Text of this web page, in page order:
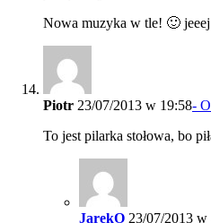
Nowa muzyka w tle! 🙂 jeeej
Piotr 23/07/2013 w 19:58-
To jest pilarka stołowa, bo
JarekO 23/07/2013 w